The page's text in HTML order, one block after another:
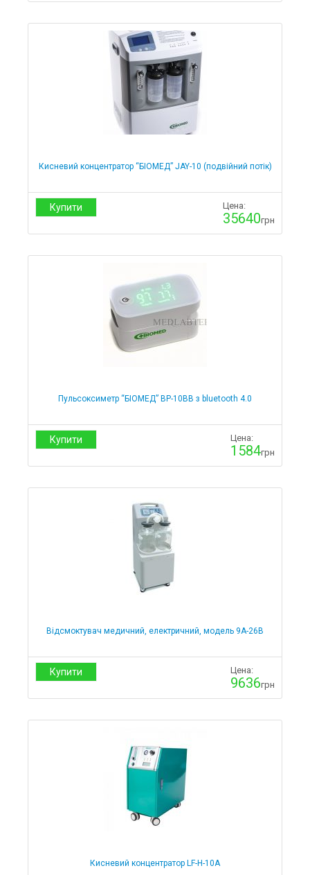
Кисневий концентратор “БІОМЕД” JAY-10 (подвійний потік)
Купити Цена:
35640грн
Пульсоксиметр “БІОМЕД” ВР-10ВB з bluetooth 4.0
Купити Цена:
1584грн
Відсмоктувач медичний, електричний, модель 9А-26В
Купити Цена:
9636грн
Кисневий концентратор LF-H-10А